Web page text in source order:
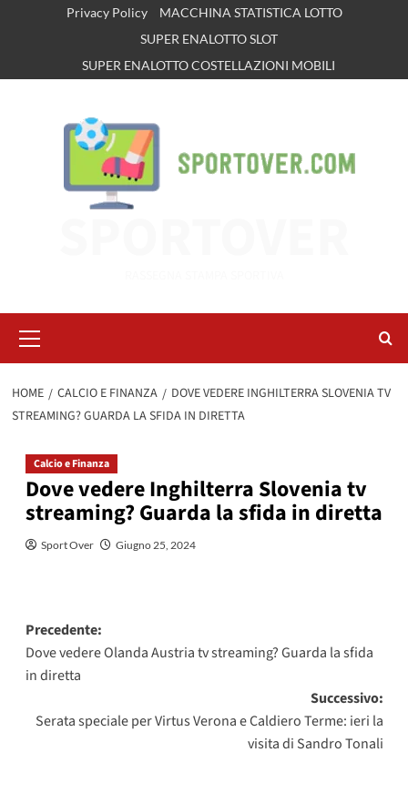
Privacy Policy
MACCHINA STATISTICA LOTTO
SUPER ENALOTTO SLOT
SUPER ENALOTTO COSTELLAZIONI MOBILI
principale
HOME CALCIO E FINANZA
DOVE VEDERE INGHILTERRA SLOVENIA TV
STREAMING? GUARDA LA SFIDA IN DIRETTA
Calcio e Finanza
Dove vedere Inghilterra Slovenia tv
streaming? Guarda la sfida in diretta
Sport Over Giugno 25, 2024
Navigazione
articolo
Precedente:
Dove vedere Olanda Austria tv streaming? Guarda la sfida
in diretta
Successivo:
Serata speciale per Virtus Verona e Caldiero Terme: ieri la
visita di Sandro Tonali